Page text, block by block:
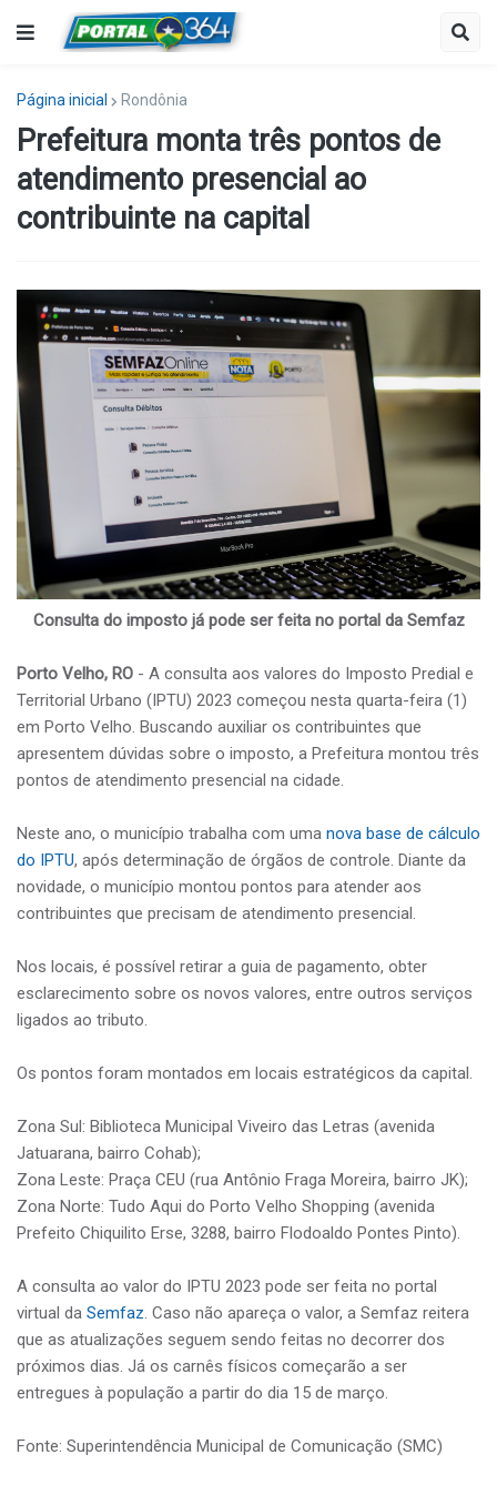
Página inicial Rondônia
Prefeitura monta três pontos de
atendimento presencial ao
contribuinte na capital
Consulta do imposto já pode ser feita no portal da Semfaz
Porto Velho, RO - A consulta aos valores do Imposto Predial e
Territorial Urbano (IPTU) 2023 começou nesta quarta-feira (1)
em Porto Velho. Buscando auxiliar os contribuintes que
apresentem dúvidas sobre o imposto, a Prefeitura montou três
pontos de atendimento presencial na cidade.
Neste ano, o município trabalha com uma nova base de cálculo
do IPTU, após determinação de órgãos de controle. Diante da
novidade, o município montou pontos para atender aos
contribuintes que precisam de atendimento presencial.
Nos locais, é possível retirar a guia de pagamento, obter
esclarecimento sobre os novos valores, entre outros serviços
ligados ao tributo.
Os pontos foram montados em locais estratégicos da capital.
Zona Sul: Biblioteca Municipal Viveiro das Letras (avenida
Jatuarana, bairro Cohab);
Zona Leste: Praça CEU (rua Antônio Fraga Moreira, bairro JK);
Zona Norte: Tudo Aqui do Porto Velho Shopping (avenida
Prefeito Chiquilito Erse, 3288, bairro Flodoaldo Pontes Pinto).
A consulta ao valor do IPTU 2023 pode ser feita no portal
virtual da Semfaz. Caso não apareça o valor, a Semfaz reitera
que as atualizações seguem sendo feitas no decorrer dos
próximos dias. Já os carnês físicos começarão a ser
entregues à população a partir do dia 15 de março.
Fonte: Superintendência Municipal de Comunicação (SMC)